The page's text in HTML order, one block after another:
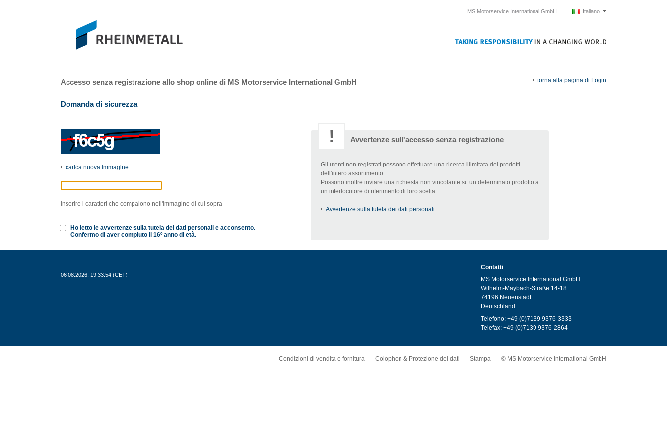
MS Motorservice International GmbH Italiano
Accesso senza registrazione allo shop online di MS Motorservice International GmbH torna alla pagina di Login
Domanda di sicurezza
carica nuova immagine
Inserire i caratteri che compaiono nell'immagine di cui sopra
Ho letto le avvertenze sulla tutela dei dati personali e acconsento.
Confermo di aver compiuto il 16º anno di età.
! Avvertenze sull'accesso senza registrazione
Gli utenti non registrati possono effettuare una ricerca illimitata dei prodotti
dell'intero assortimento.
Possono inoltre inviare una richiesta non vincolante su un determinato prodotto a
un interlocutore di riferimento di loro scelta.
Avvertenze sulla tutela dei dati personali
06.08.2026, 19:33:54 (CET)
Contatti
MS Motorservice International GmbH
Wilhelm-Maybach-Straße 14-18
74196 Neuenstadt
Deutschland
Telefono: +49 (0)7139 9376-3333
Telefax: +49 (0)7139 9376-2864
Condizioni di vendita e fornitura Colophon & Protezione dei dati Stampa © MS Motorservice International GmbH